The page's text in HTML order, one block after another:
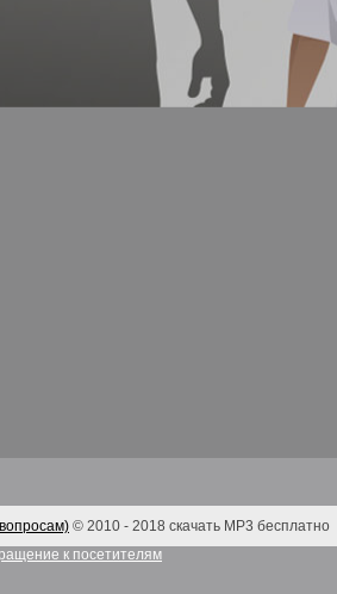
© 2010 - 2018 скачать MP3 бесплатно
к посетителям